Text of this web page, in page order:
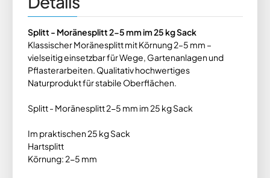
Splitt - Moränesplitt 2-5 mm im 25 kg Sack
Klassischer Moränesplitt mit Körnung 2–5 mm –
vielseitig einsetzbar für Wege, Gartenanlagen und
Pflasterarbeiten. Qualitativ hochwertiges
Naturprodukt für stabile Oberflächen.
Splitt - Moränesplitt 2-5 mm im 25 kg Sack
Im praktischen 25 kg Sack
Hartsplitt
Körnung: 2-5 mm